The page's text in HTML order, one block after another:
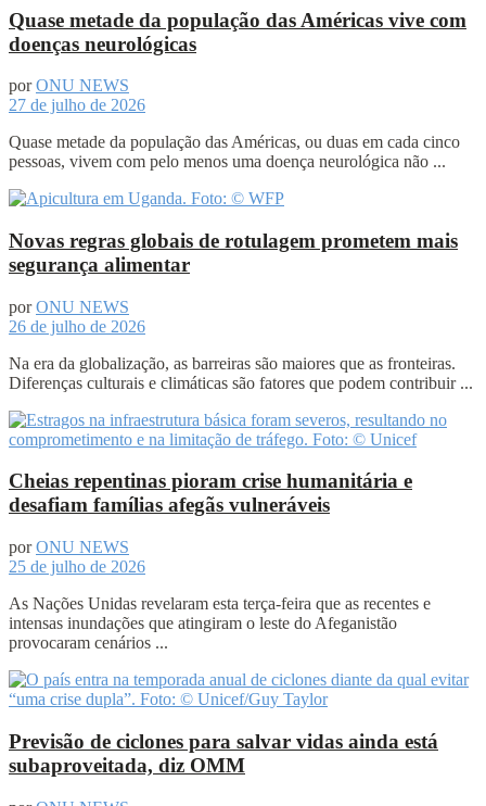
Quase metade da população das Américas vive com
doenças neurológicas
por ONU NEWS
27 de julho de 2026
Quase metade da população das Américas, ou duas em cada cinco
pessoas, vivem com pelo menos uma doença neurológica não ...
Novas regras globais de rotulagem prometem mais
segurança alimentar
por ONU NEWS
26 de julho de 2026
Na era da globalização, as barreiras são maiores que as fronteiras.
Diferenças culturais e climáticas são fatores que podem contribuir ...
Cheias repentinas pioram crise humanitária e
desafiam famílias afegãs vulneráveis
por ONU NEWS
25 de julho de 2026
As Nações Unidas revelaram esta terça-feira que as recentes e
intensas inundações que atingiram o leste do Afeganistão
provocaram cenários ...
Previsão de ciclones para salvar vidas ainda está
subaproveitada, diz OMM